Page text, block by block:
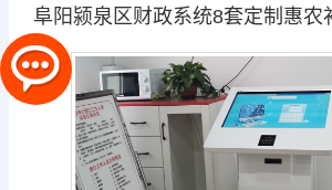
阜阳颍泉区财政系统8套定制惠农